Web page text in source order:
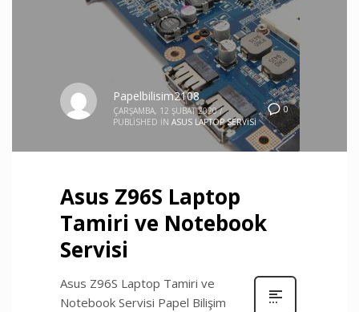
0
Papelbilisim2108
ÇARŞAMBA, 12 ŞUBAT 2020 /
PUBLISHED IN ASUS LAPTOP SERVISI
Asus Z96S Laptop
Tamiri ve Notebook
Servisi
Asus Z96S Laptop Tamiri ve
Notebook Servisi Papel Bilişim